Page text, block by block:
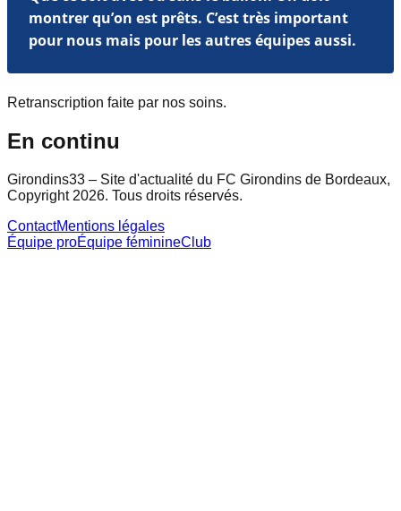
montrer qu’on est prêts. C’est très important
pour nous mais pour les autres équipes aussi.
Retranscription faite par nos soins.
En continu
Girondins33 – Site d'actualité du FC Girondins de Bordeaux,
Copyright 2026. Tous droits réservés.
ContactMentions légales
Équipe proÉquipe féminineClub